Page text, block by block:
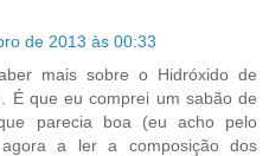
de 2013 às 00:33
mais sobre o Hidróxido de
É que eu comprei um sabão de
parecia boa (eu acho pelo
a ler a composição dos